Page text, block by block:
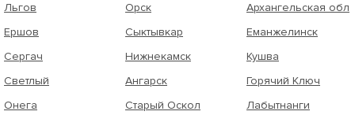
Льгов
Ершов
Сергач
Светлый
Онега
Орск
Сыктывкар
Нижнекамск
Ангарск
Старый Оскол
Архангельская обл
Еманжелинск
Кушва
Горячий Ключ
Лабытнанги